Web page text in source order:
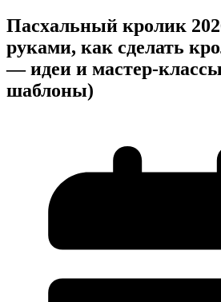
Пасхальный кролик
руками, как сделать
— идеи и мастер-
шаблоны)